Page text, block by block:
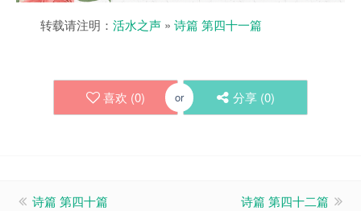
转载请注明： 活水之声 » 诗篇 第四十一篇
喜欢 (0) or 分享 (0)
诗篇 第四十篇 诗篇 第四十二篇